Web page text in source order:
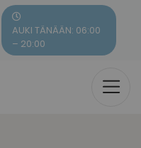
AUKI TÄNÄÄN: 06:00
– 20:00